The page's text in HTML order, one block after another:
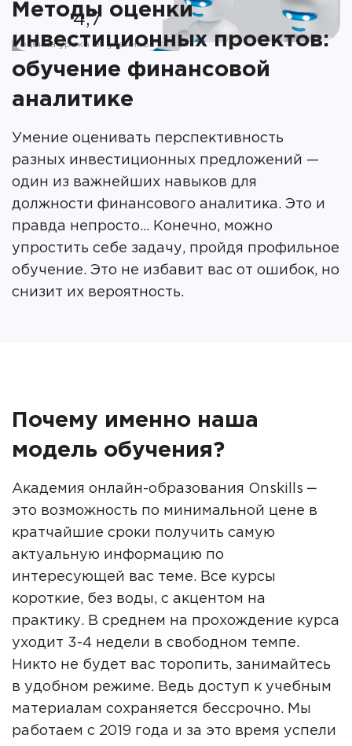
4,7
оценка урока от учеников
Методы оценки
инвестиционных проектов:
обучение финансовой
аналитике
Умение оценивать перспективность
разных инвестиционных предложений —
один из важнейших навыков для
должности финансового аналитика. Это и
правда непросто… Конечно, можно
упростить себе задачу, пройдя профильное
обучение. Это не избавит вас от ошибок, но
снизит их вероятность.
Почему именно наша
модель обучения?
Академия онлайн-образования Onskills ‒
это возможность по минимальной цене в
кратчайшие сроки получить самую
актуальную информацию по
интересующей вас теме. Все курсы
короткие, без воды, с акцентом на
практику. В среднем на прохождение курса
уходит 3-4 недели в свободном темпе.
Никто не будет вас торопить, занимайтесь
в удобном режиме. Ведь доступ к учебным
материалам сохраняется бессрочно. Мы
работаем с 2019 года и за это время успели